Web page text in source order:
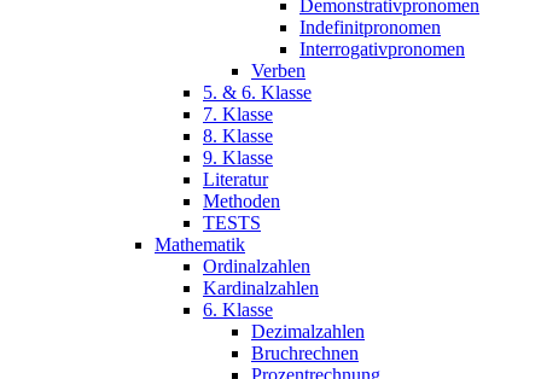
Demonstrativpronomen
Indefinitpronomen
Interrogativpronomen
Verben
5. & 6. Klasse
7. Klasse
8. Klasse
9. Klasse
Literatur
Methoden
TESTS
Mathematik
Ordinalzahlen
Kardinalzahlen
6. Klasse
Dezimalzahlen
Bruchrechnen
Prozentrechnung